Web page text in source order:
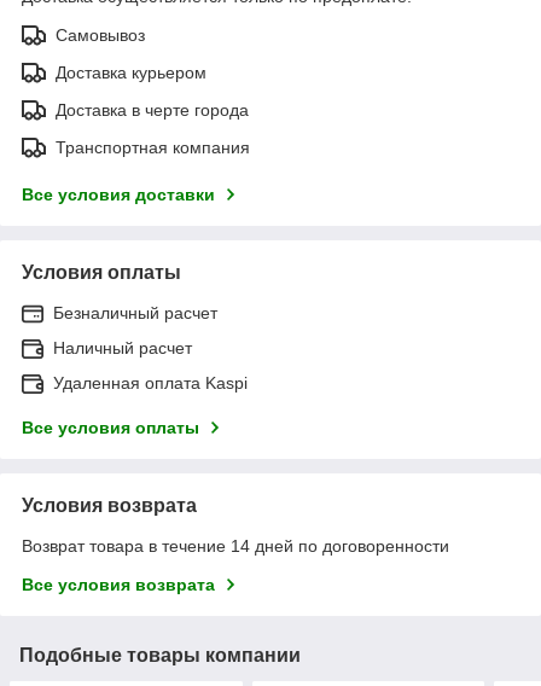
Самовывоз
Доставка курьером
Доставка в черте города
Транспортная компания
Все условия доставки
Условия оплаты
Безналичный расчет
Наличный расчет
Удаленная оплата Kaspi
Все условия оплаты
Условия возврата
Возврат товара в течение 14 дней по договоренности
Все условия возврата
Подобные товары компании